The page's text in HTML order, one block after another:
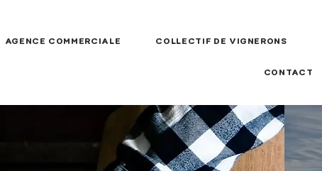
AGENCE COMMERCIALE COLLECTIF DE VIGNERONS
CONTACT